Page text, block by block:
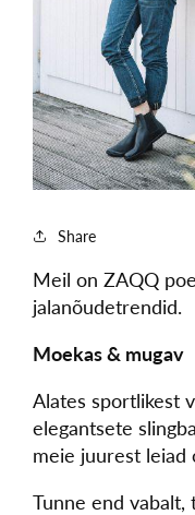
Share
Meil on ZAQQ
jalanõudetrendid.
Moekas & mugav
Alates sportlikest
elegantsete
meie juurest leiad
Tunne end vabalt,